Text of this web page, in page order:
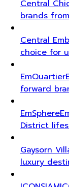
Central
brands
Central
choice for
EmQuartier
forward
EmSphere
District
Gaysorn
luxury